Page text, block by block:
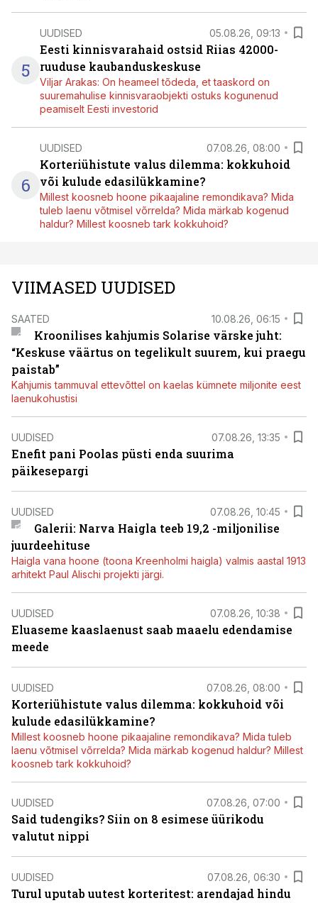
5
UUDISED 05.08.26, 09:13
Eesti kinnisvarahaid ostsid Riias 42000-
ruuduse kaubanduskeskuse
Viljar Arakas: On heameel tõdeda, et taaskord on
suuremahulise kinnisvaraobjekti ostuks kogunenud
peamiselt Eesti investorid
6
UUDISED 07.08.26, 08:00
Korteriühistute valus dilemma: kokkuhoid
või kulude edasilükkamine?
Millest koosneb hoone pikaajaline remondikava? Mida
tuleb laenu võtmisel võrrelda? Mida märkab kogenud
haldur? Millest koosneb tark kokkuhoid?
VIIMASED UUDISED
SAATED 10.08.26, 06:15
Kroonilises kahjumis Solarise värske juht:
“Keskuse väärtus on tegelikult suurem, kui praegu
paistab”
Kahjumis tammuval ettevõttel on kaelas kümnete miljonite eest
laenukohustisi
UUDISED 07.08.26, 13:35
Enefit pani Poolas püsti enda suurima
päikesepargi
UUDISED 07.08.26, 10:45
Galerii: Narva Haigla teeb 19,2 -miljonilise
juurdeehituse
Haigla vana hoone (toona Kreenholmi haigla) valmis aastal 1913
arhitekt Paul Alischi projekti järgi.
UUDISED 07.08.26, 10:38
Eluaseme kaaslaenust saab maaelu edendamise
meede
UUDISED 07.08.26, 08:00
Korteriühistute valus dilemma: kokkuhoid või
kulude edasilükkamine?
Millest koosneb hoone pikaajaline remondikava? Mida tuleb
laenu võtmisel võrrelda? Mida märkab kogenud haldur? Millest
koosneb tark kokkuhoid?
UUDISED 07.08.26, 07:00
Said tudengiks? Siin on 8 esimese üürikodu
valutut nippi
UUDISED 07.08.26, 06:30
Turul uputab uutest korteritest: arendajad hindu